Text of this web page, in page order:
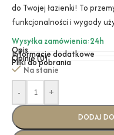
do Twojej łazienki! To
funkcjonalności i wygody
Wysyłka zamówienia:24h
Opis
Informacje dodatkowe
Opinie (0)
Pliki do pobrania
Na stanie
-
+
DODAJ